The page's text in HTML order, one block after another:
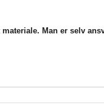
Man er selv